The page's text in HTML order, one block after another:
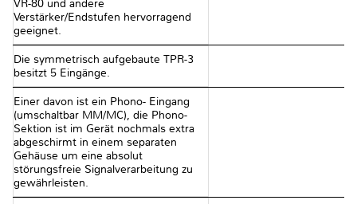
VR-80 und andere
Verstärker/Endstufen hervorragend
geeignet.
Die symmetrisch aufgebaute TPR-3
besitzt 5 Eingänge.
Einer davon ist ein Phono- Eingang
(umschaltbar MM/MC), die Phono-
Sektion ist im Gerät nochmals extra
abgeschirmt in einem separaten
Gehäuse um eine absolut
störungsfreie Signalverarbeitung zu
gewährleisten.